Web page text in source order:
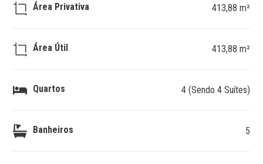
Área Privativa 413,88 m²
Área Útil 413,88 m²
Quartos 4 (Sendo 4 Suítes)
Banheiros 5